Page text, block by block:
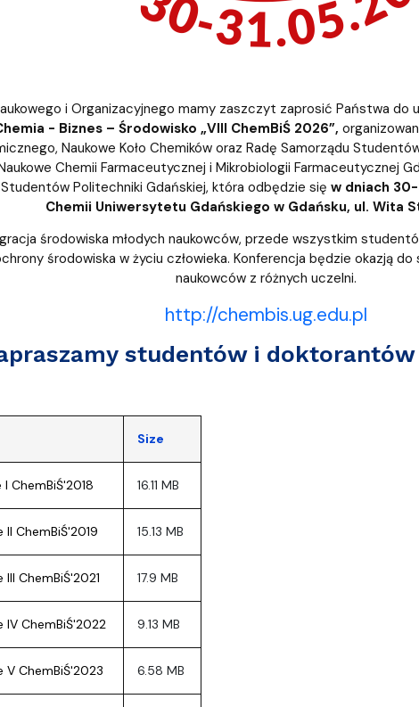
i Organizacyjnego mamy zaszczyt zaprosić Państwa do
- Biznes – Środowisko „VIII ChemBiŚ 2026”,
Naukowe Koło Chemików oraz Radę Samorządu
Chemii Farmaceutycznej i Mikrobiologii Farmaceutycznej
Studentów Politechniki Gdańskiej, która odbędzie sięw dniach
Chemii Uniwersytetu Gdańskiego w Gdańsku, ul. Wita
środowiska młodych naukowców, przede wszystkim
środowiska w życiu człowieka. Konferencja będzie okazją do
naukowców z różnych uczelni.
http://chembis.ug.edu.pl
studentów i
Size
ChemBiŚ'2018 16.11 MB
ChemBiŚ'2019 15.13 MB
ChemBiŚ'2021 17.9 MB
IV ChemBiŚ'2022 9.13 MB
V ChemBiŚ'2023 6.58 MB